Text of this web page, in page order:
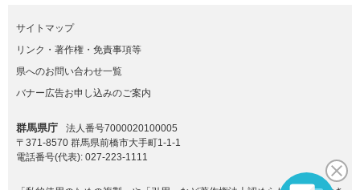
サイトマップ
リンク・著作権・免責事項等
県へのお問い合わせ一覧
バナー広告お申し込みのご案内
群馬県庁
法人番号7000020100005
〒371-8570 群馬県前橋市大手町1-1-1
電話番号(代表): 027-223-1111